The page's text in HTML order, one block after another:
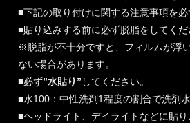
■下記の取り付けに関する注意事項を必
■貼り込みする前に必ず脱脂をしてくだ
※脱脂が不十分ですと、フィルムが浮
ない場合があります。
■必ず”水貼り” してください。
■水100：中性洗剤1程度の割合で洗剤水
■ヘッドライト、デイライトなどに貼